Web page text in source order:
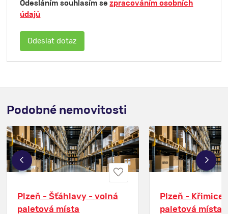
Odesláním souhlasím sezpracováním osobních
údajů
Podobné nemovitosti
Plzeň - Šťáhlavy - volná
paletová místa
Plzeň - Křimice
paletová místa